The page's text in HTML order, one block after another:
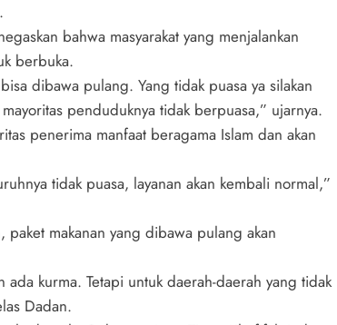
bahwa masyarakat yang menjalankan
berbuka.
dibawa pulang. Yang tidak puasa ya silakan
penduduknya tidak berpuasa,” ujarnya.
penerima manfaat beragama Islam dan akan
tidak puasa, layanan akan kembali normal,”
paket makanan yang dibawa pulang akan
kurma. Tetapi untuk daerah-daerah yang tidak
Dadan.